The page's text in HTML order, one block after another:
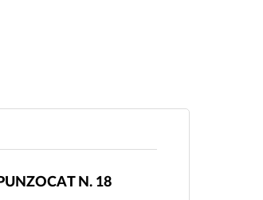
N. 18